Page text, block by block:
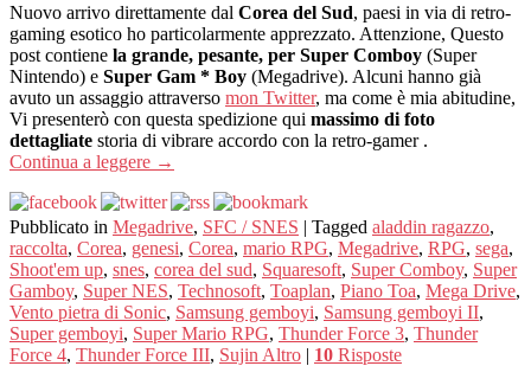
Nuovo arrivo direttamente dal Corea del Sud, paesi in via di retro-
gaming esotico ho particolarmente apprezzato. Attenzione, Questo
post contiene la grande, pesante, per Super Comboy (Super
Nintendo) e Super Gam * Boy (Megadrive). Alcuni hanno già
avuto un assaggio attraverso mon Twitter, ma come è mia abitudine,
Vi presenterò con questa spedizione qui massimo di foto
dettagliate storia di vibrare accordo con la retro-gamer .
Continua a leggere →
Pubblicato in Megadrive, SFC / SNES | Tagged aladdin ragazzo,
raccolta, Corea, genesi, Corea, mario RPG, Megadrive, RPG, sega,
Shoot'em up, snes, corea del sud, Squaresoft, Super Comboy, Super
Gamboy, Super NES, Technosoft, Toaplan, Piano Toa, Mega Drive,
Vento pietra di Sonic, Samsung gemboyi, Samsung gemboyi II,
Super gemboyi, Super Mario RPG, Thunder Force 3, Thunder
Force 4, Thunder Force III, Sujin Altro | 10 Risposte